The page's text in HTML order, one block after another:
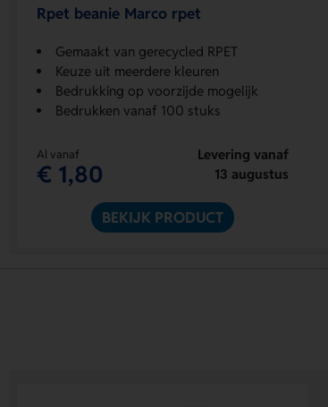
Rpet beanie Marco rpet
Gemaakt van gerecycled RPET
Keuze uit meerdere kleuren
Bedrukking op voorzijde mogelijk
Bedrukken vanaf 100 stuks
Al vanaf
€ 1,80
Levering vanaf
13 augustus
BEKIJK PRODUCT